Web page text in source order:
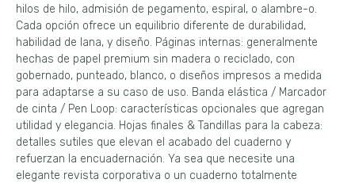
hilos de hilo, admisión de pegamento, espiral, o alambre-o.
Cada opción ofrece un equilibrio diferente de durabilidad,
habilidad de lana, y diseño. Páginas internas: generalmente
hechas de papel premium sin madera o reciclado, con
gobernado, punteado, blanco, o diseños impresos a medida
para adaptarse a su caso de uso. Banda elástica / Marcador
de cinta / Pen Loop: características opcionales que agregan
utilidad y elegancia. Hojas finales & Tandillas para la cabeza:
detalles sutiles que elevan el acabado del cuaderno y
refuerzan la encuadernación. Ya sea que necesite una
elegante revista corporativa o un cuaderno totalmente